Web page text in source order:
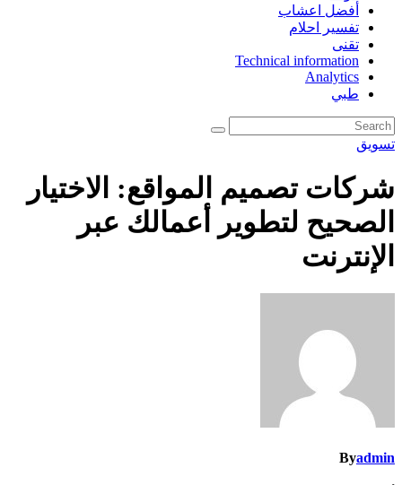
أفضل اعشاب
تفسير احلام
تقنى
Technical information
Analytics
طبي
تسويق
شركات تصميم المواقع: الاختيار
الصحيح لتطوير أعمالك عبر
الإنترنت
Byadmin